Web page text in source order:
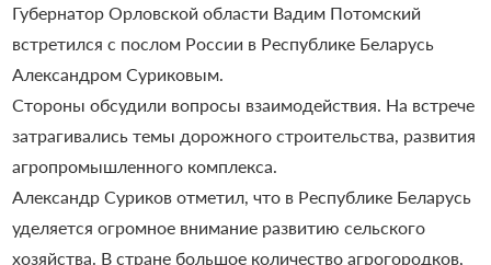
Губернатор Орловской области Вадим Потомский
встретился с послом России в Республике Беларусь
Александром Суриковым.
Стороны обсудили вопросы взаимодействия. На встрече
затрагивались темы дорожного строительства, развития
агропромышленного комплекса.
Александр Суриков отметил, что в Республике Беларусь
уделяется огромное внимание развитию сельского
хозяйства. В стране большое количество агрогородков,